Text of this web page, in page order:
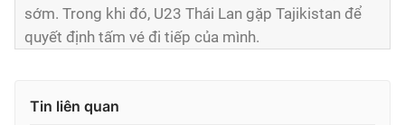
sớm. Trong khi đó, U23 Thái Lan gặp Tajikistan để
quyết định tấm vé đi tiếp của mình.
Tin liên quan